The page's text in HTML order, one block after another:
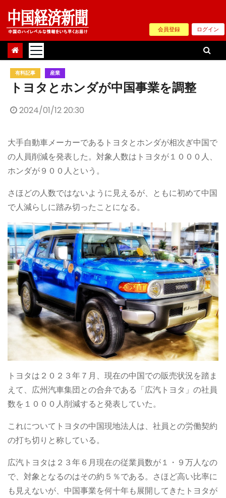
Skip
content
会員登録 ログイン
有料記事 産業
トヨタとホンダが中国事業を調整
2024/01/12 20:30
大手自動車メーカーであるトヨタとホンダが相次ぎ中国で
の人員削減を発表した。対象人数はトヨタが１０００人、
ホンダが９００人という。
さほどの人数ではないように見えるが、ともに初めて中国
で人減らしに踏み切ったことになる。
トヨタは２０２３年７月、現在の中国での販売状況を踏ま
えて、広州汽車集団との合弁である「広汽トヨタ」の社員
数を１０００人削減すると発表していた。
これについてトヨタの中国現地法人は、社員との労働契約
の打ち切りと称している。
広汽トヨタは２３年６月現在の従業員数が１・９万人なの
で、対象となるのはその約５％である。さほど高い比率に
も見えないが、中国事業を何十年も展開してきたトヨタが